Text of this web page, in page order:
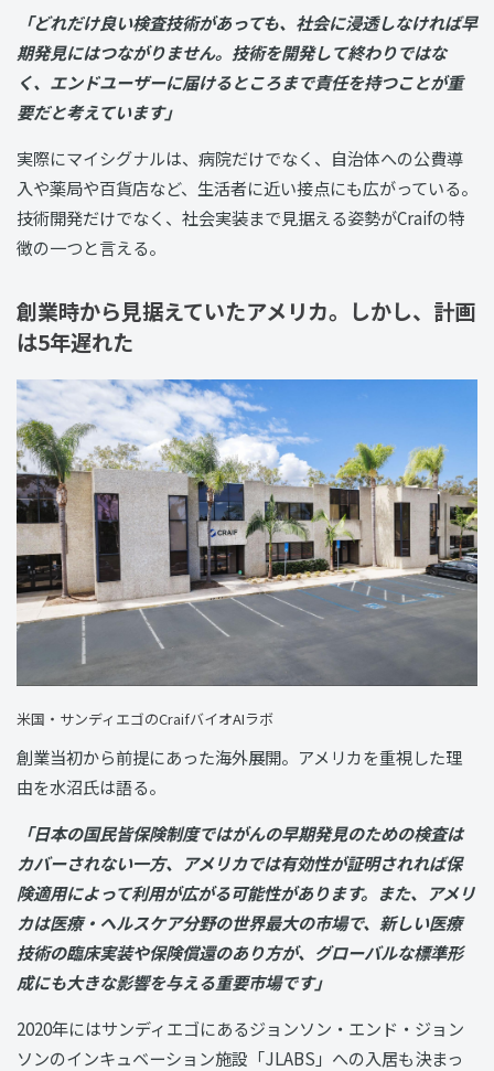
「どれだけ良い検査技術があっても、社会に浸透しなければ早
期発見にはつながりません。技術を開発して終わりではな
く、エンドユーザーに届けるところまで責任を持つことが重
要だと考えています」
実際にマイシグナルは、病院だけでなく、自治体への公費導
入や薬局や百貨店など、生活者に近い接点にも広がっている。
技術開発だけでなく、社会実装まで見据える姿勢がCraifの特
徴の一つと言える。
創業時から見据えていたアメリカ。しかし、計画
は5年遅れた
米国・サンディエゴのCraifバイオAIラボ
創業当初から前提にあった海外展開。アメリカを重視した理
由を水沼氏は語る。
「日本の国民皆保険制度ではがんの早期発見のための検査は
カバーされない一方、アメリカでは有効性が証明されれば保
険適用によって利用が広がる可能性があります。また、アメリ
カは医療・ヘルスケア分野の世界最大の市場で、新しい医療
技術の臨床実装や保険償還のあり方が、グローバルな標準形
成にも大きな影響を与える重要市場です」
2020年にはサンディエゴにあるジョンソン・エンド・ジョン
ソンのインキュベーション施設「JLABS」への入居も決まっ